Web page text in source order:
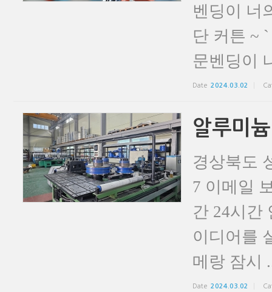
벤딩이 너
단 커튼 ~
문벤딩이
Date 2024.03.02
알루미
경상북도
7 이메일
간 24시간
이디어를
메랑 잠시
Date 2024.03.02